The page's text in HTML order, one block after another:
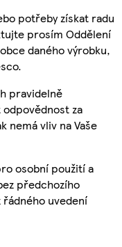
potřeby získat radu
prosím Oddělení
daného výrobku,
pravidelně
za
nemá vliv na Vaše
osobní použití a
předchozího
řádného uvedení